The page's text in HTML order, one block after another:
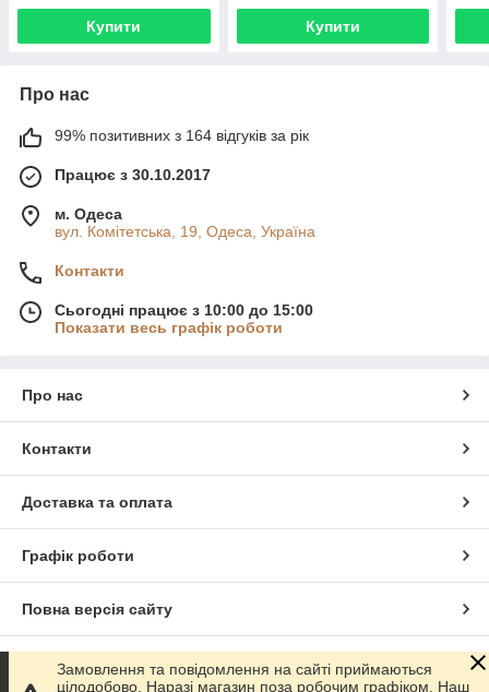
Купити Купити
Про нас
99% позитивних з 164 відгуків за рік
Працює з 30.10.2017
м. Одеса
вул. Комітетська, 19, Одеса, Україна
Контакти
Сьогодні працює з 10:00 до 15:00
Показати весь графік роботи
Про нас
Контакти
Доставка та оплата
Графік роботи
Повна версія сайту
Сайт створено на маркетплейсі Prom.ua
Замовлення та повідомлення на сайті приймаються
цілодобово. Наразі магазин поза робочим графіком. Наш